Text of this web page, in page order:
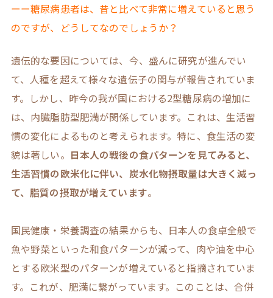
ーー糖尿病患者は、昔と比べて非常に増えていると思う
のですが、どうしてなのでしょうか？
遺伝的な要因については、今、盛んに研究が進んでい
て、人種を超えて様々な遺伝子の関与が報告されていま
す。しかし、昨今の我が国における2型糖尿病の増加に
は、内臓脂肪型肥満が関係しています。これは、生活習
慣の変化によるものと考えられます。特に、食生活の変
貌は著しい。 日本人の戦後の食パターンを見てみると、
生活習慣の欧米化に伴い、炭水化物摂取量は大きく減っ
て、脂質の摂取が増えています。
国民健康・栄養調査の結果からも、日本人の食卓全般で
魚や野菜といった和食パターンが減って、肉や油を中心
とする欧米型のパターンが増えていると指摘されていま
す。これが、肥満に繋がっています。このことは、合併